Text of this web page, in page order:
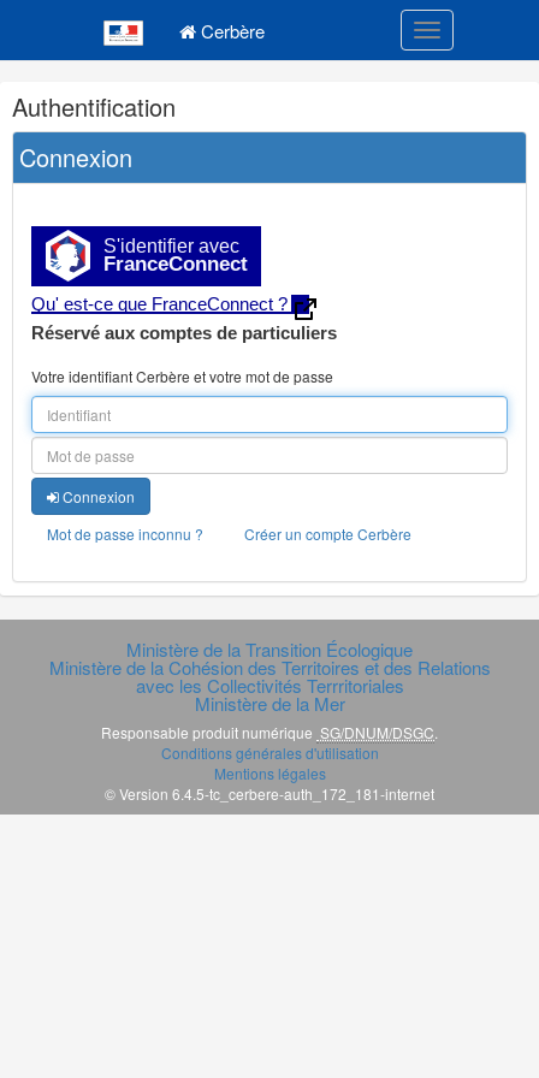
Cerbère Toggle
Navigation
et
outils
annexes
Authentification
Connexion
S'identifier avec
FranceConnect
Qu' est-ce que FranceConnect ?
Réservé aux comptes de particuliers
Votre identifiant Cerbère et votre mot de passe
Connexion
Mot de passe inconnu ?
Créer un compte Cerbère
Ministère de la Transition Écologique
Ministère de la Cohésion des Territoires et des Relations
avec les Collectivités Terrritoriales
Ministère de la Mer
Responsable produit numérique SG/DNUM/DSGC.
Conditions générales d'utilisation
Mentions légales
© Version 6.4.5-tc_cerbere-auth_172_181-internet